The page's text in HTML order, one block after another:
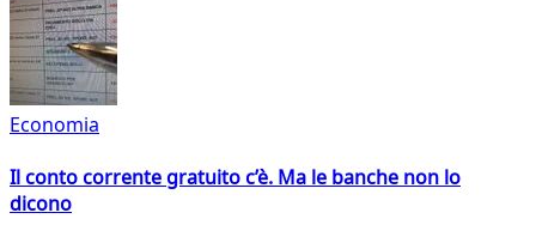
Economia
Il conto corrente gratuito c’è. Ma le banche non lo
dicono